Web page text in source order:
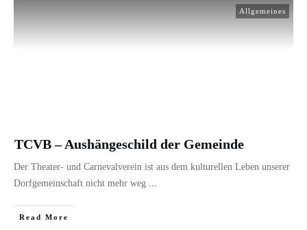
Allgemeines
TCVB – Aushängeschild der Gemeinde
Der Theater- und Carnevalverein ist aus dem kulturellen Leben unserer
Dorfgemeinschaft nicht mehr weg ...
​Read More